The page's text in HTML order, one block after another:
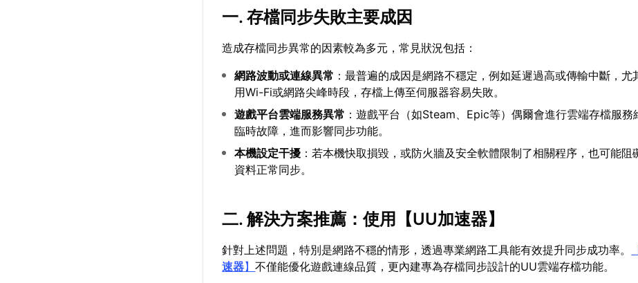
一. 存檔同步失敗主要成因
造成存檔同步異常的因素較為多元，常見狀況包括：
網路波動或連線異常 ：最普遍的成因是網路不穩定，例如延遲過高或傳輸中斷，尤
用Wi-Fi或網路尖峰時段，存檔上傳至伺服器容易失敗。
遊戲平台雲端服務異常 ：遊戲平台（如Steam、Epic等）偶爾會進行雲端存檔服務
臨時故障，進而影響同步功能。
本機設定干擾 ：若本機快取損毀，或防火牆及安全軟體限制了相關程序，也可能阻
資料正常同步。
二. 解決方案推薦：使用【UU加速器】
針對上述問題，特別是網路不穩的情形，透過專業網路工具能有效提升同步成功率。
速器】不僅能優化遊戲連線品質，更內建專為存檔同步設計的UU雲端存檔功能。